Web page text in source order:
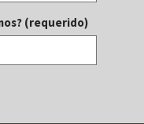
(requerido)